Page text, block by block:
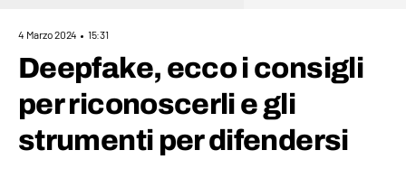
4 Marzo 2024 15:31
Deepfake, ecco i consigli
per riconoscerli e gli
strumenti per difendersi